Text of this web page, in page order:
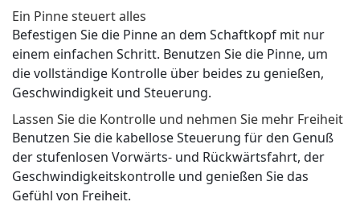
Ein Pinne steuert alles
Befestigen Sie die Pinne an dem Schaftkopf mit nur
einem einfachen Schritt. Benutzen Sie die Pinne, um
die vollständige Kontrolle über beides zu genießen,
Geschwindigkeit und Steuerung.
Lassen Sie die Kontrolle und nehmen Sie mehr Freiheit
Benutzen Sie die kabellose Steuerung für den Genuß
der stufenlosen Vorwärts- und Rückwärtsfahrt, der
Geschwindigkeitskontrolle und genießen Sie das
Gefühl von Freiheit.